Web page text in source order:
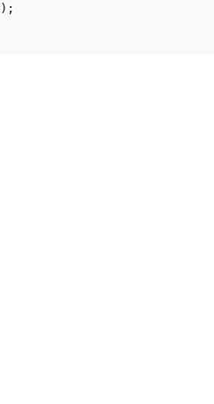
);